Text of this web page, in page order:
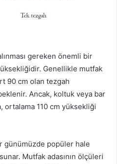
gereken önemli bir
Genellikle mutfak
90 cm olan tezgah
Ancak, koltuk veya bar
ortalama 110 cm yüksekliği
günümüzde popüler hale
Mutfak adasının ölçüleri